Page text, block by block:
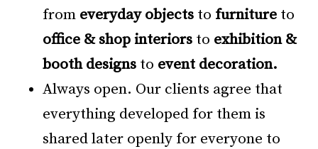
from everyday objects to furniture to
office & shop interiors to exhibition &
booth designs to event decoration.
Always open. Our clients agree that
everything developed for them is
shared later openly for everyone to